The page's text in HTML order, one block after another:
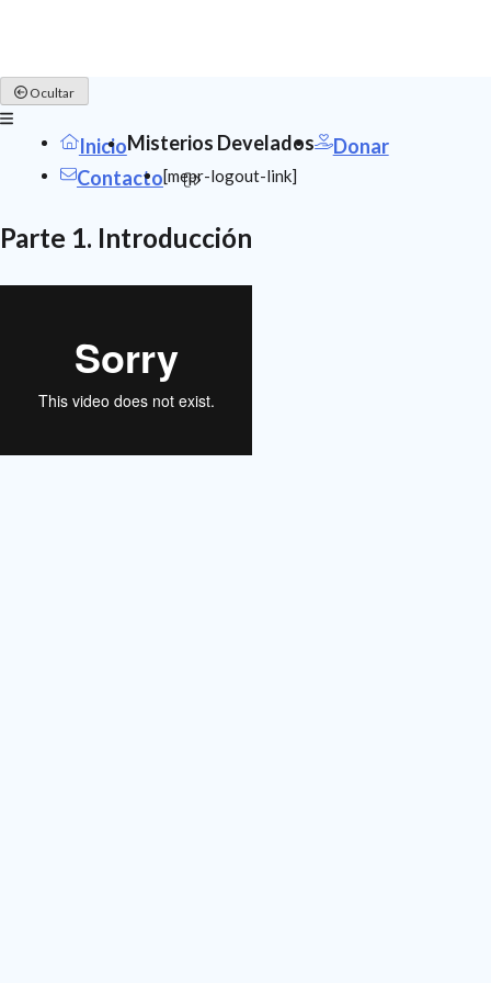
Skip
to
content
Ocultar
InicioMisterios Develados
Donar
Contacto[mepr-logout-link]
Parte 1. Introducción